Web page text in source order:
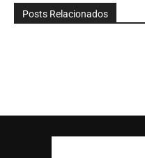
Posts Relacionados